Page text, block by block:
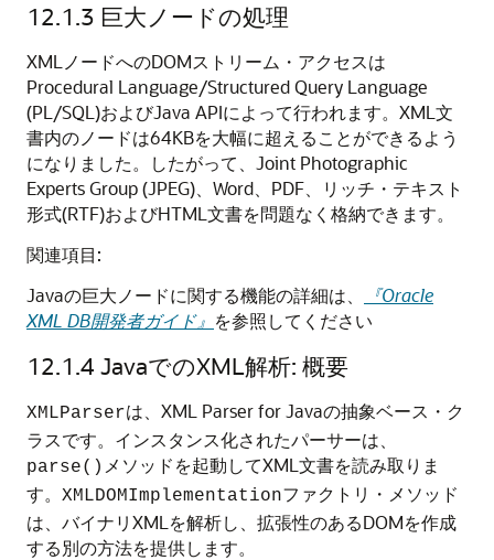
12.1.3 巨大ノードの処理
XMLノードへのDOMストリーム・アクセスは
Procedural Language/Structured Query Language
(PL/SQL)およびJava APIによって行われます。XML文
書内のノードは64KBを大幅に超えることができるよう
になりました。したがって、Joint Photographic
Experts Group (JPEG)、Word、PDF、リッチ・テキスト
形式(RTF)およびHTML文書を問題なく格納できます。
関連項目:
Javaの巨大ノードに関する機能の詳細は、
『Oracle
XML DB開発者ガイド』 を参照してください
12.1.4 JavaでのXML解析: 概要
XMLParserは、XML Parser for Javaの抽象ベース・ク
ラスです。インスタンス化されたパーサーは、
parse() メソッドを起動してXML文書を読み取りま
す。 XMLDOMImplementationファクトリ・メソッド
は、バイナリXMLを解析し、拡張性のあるDOMを作成
する別の方法を提供します。